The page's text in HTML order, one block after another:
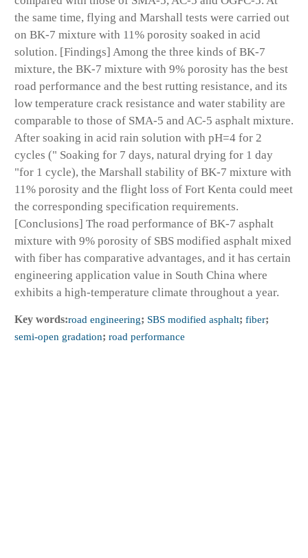
the same time, flying and Marshall tests were carried out
on BK-7 mixture with 11% porosity soaked in acid
solution. [Findings] Among the three kinds of BK-7
mixture, the BK-7 mixture with 9% porosity has the best
road performance and the best rutting resistance, and its
low temperature crack resistance and water stability are
comparable to those of SMA-5 and AC-5 asphalt mixture.
After soaking in acid rain solution with pH=4 for 2
cycles (" Soaking for 7 days, natural drying for 1 day
"for 1 cycle), the Marshall stability of BK-7 mixture with
11% porosity and the flight loss of Fort Kenta could meet
the corresponding specification requirements.
[Conclusions] The road performance of BK-7 asphalt
mixture with 9% porosity of SBS modified asphalt mixed
with fiber has comparative advantages, and it has certain
engineering application value in South China where
exhibits a high-temperature climate throughout a year.
Key words:road engineering; SBS modified asphalt; fiber;
semi-open gradation; road performance